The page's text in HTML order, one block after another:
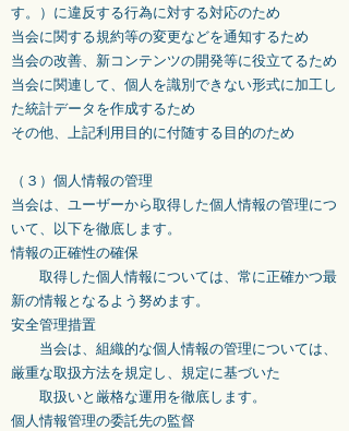
す。）に違反する行為に対する対応のため
当会に関する規約等の変更などを通知するため
当会の改善、新コンテンツの開発等に役立てるため
当会に関連して、個人を識別できない形式に加工し
た統計データを作成するため
その他、上記利用目的に付随する目的のため
（３）個人情報の管理
当会は、ユーザーから取得した個人情報の管理につ
いて、以下を徹底します。
情報の正確性の確保
取得した個人情報については、常に正確かつ最
新の情報となるよう努めます。
安全管理措置
当会は、組織的な個人情報の管理については、
厳重な取扱方法を規定し、規定に基づいた
取扱いと厳格な運用を徹底します。
個人情報管理の委託先の監督